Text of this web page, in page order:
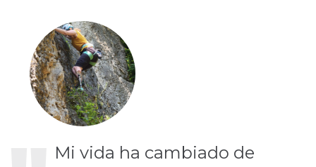
Mi vida ha cambiado de